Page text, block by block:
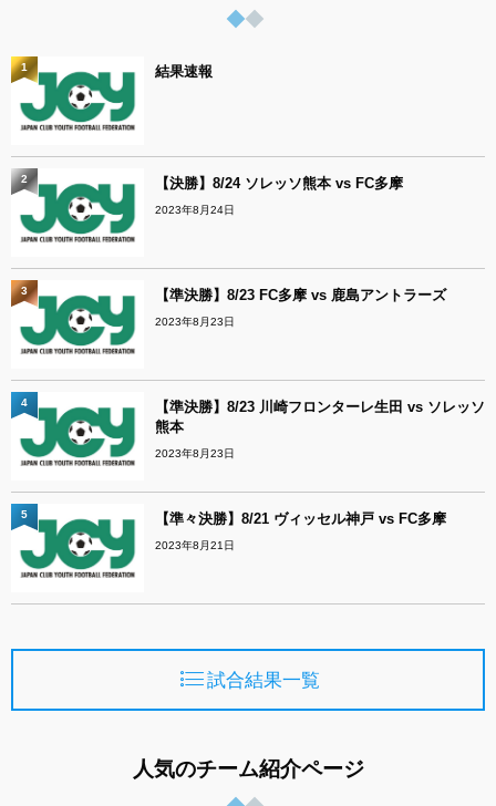
結果速報
1
【決勝】8/24 ソレッソ熊本 vs FC多摩
2023年8月24日
2
【準決勝】8/23 FC多摩 vs 鹿島アントラーズ
2023年8月23日
3
【準決勝】8/23 川崎フロンターレ生田 vs ソレッソ
熊本
2023年8月23日
4
【準々決勝】8/21 ヴィッセル神戸 vs FC多摩
2023年8月21日
5
試合結果一覧
人気のチーム紹介ページ